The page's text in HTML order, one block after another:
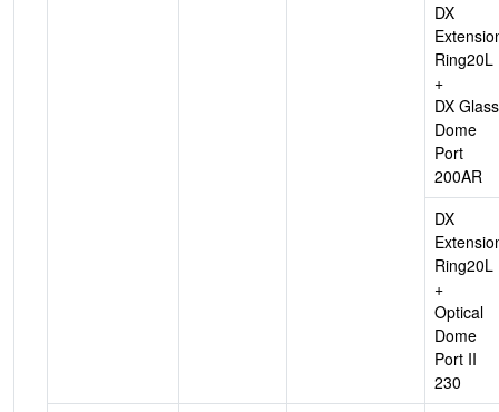
DX
Ring20L
+
DX Glass
Dome
Port
200AR
DX
Ring20L
+
Optical
Dome
Port II
230